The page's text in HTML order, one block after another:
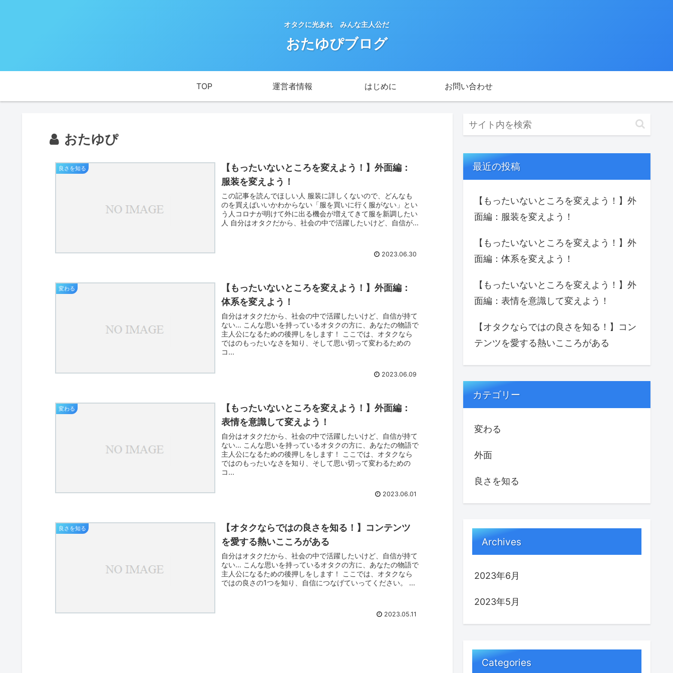
オタクに光あれ みんな主人公だ
おたゆぴブログ
TOP 運営者情報 はじめに お問い合わせ
おたゆぴ
良さを知る
【もったいないところを変えよう！】外面編：
服装を変えよう！
この記事を読んでほしい人 服装に詳しくないので、どんなも
のを買えばいいかわからない「服を買いに行く服がない」とい
う人コロナが明けて外に出る機会が増えてきて服を新調したい
人 自分はオタクだから、社会の中で活躍したいけど、自信が...
2023.06.30
変わる
【もったいないところを変えよう！】外面編：
体系を変えよう！
自分はオタクだから、社会の中で活躍したいけど、自信が持て
ない… こんな思いを持っているオタクの方に、あなたの物語で
主人公になるための後押しをします！ ここでは、オタクなら
ではのもったいなさを知り、そして思い切って変わるための
コ...
2023.06.09
変わる
【もったいないところを変えよう！】外面編：
表情を意識して変えよう！
自分はオタクだから、社会の中で活躍したいけど、自信が持て
ない… こんな思いを持っているオタクの方に、あなたの物語で
主人公になるための後押しをします！ ここでは、オタクなら
ではのもったいなさを知り、そして思い切って変わるための
コ...
2023.06.01
良さを知る
【オタクならではの良さを知る！】コンテンツ
を愛する熱いこころがある
自分はオタクだから、社会の中で活躍したいけど、自信が持て
ない… こんな思いを持っているオタクの方に、あなたの物語で
主人公になるための後押しをします！ ここでは、オタクなら
ではの良さの1つを知り、自信につなげていってください。 ...
2023.05.11
最近の投稿
【もったいないところを変えよう！】外
面編：服装を変えよう！
【もったいないところを変えよう！】外
面編：体系を変えよう！
【もったいないところを変えよう！】外
面編：表情を意識して変えよう！
【オタクならではの良さを知る！】コン
テンツを愛する熱いこころがある
カテゴリー
変わる
外面
良さを知る
Archives
2023年6月
2023年5月
Categories